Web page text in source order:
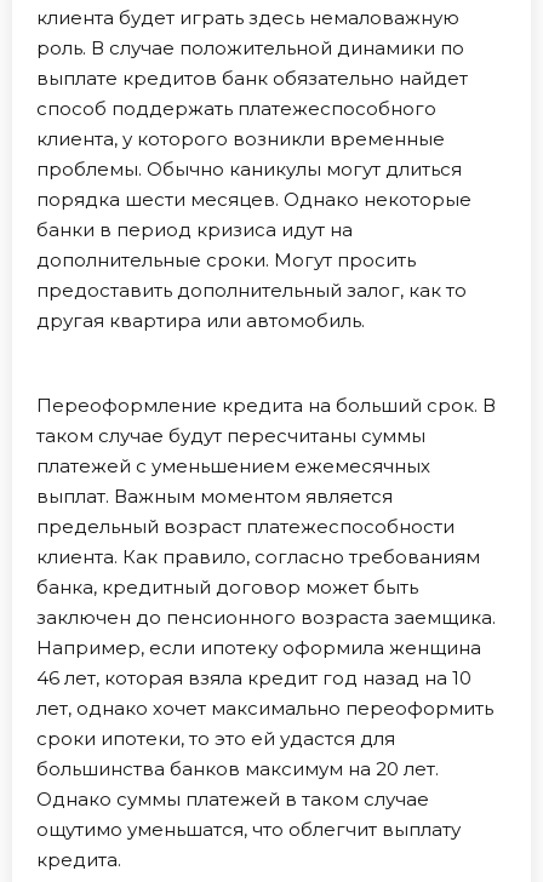
клиента будет играть здесь немаловажную
роль. В случае положительной динамики по
выплате кредитов банк обязательно найдет
способ поддержать платежеспособного
клиента, у которого возникли временные
проблемы. Обычно каникулы могут длиться
порядка шести месяцев. Однако некоторые
банки в период кризиса идут на
дополнительные сроки. Могут просить
предоставить дополнительный залог, как то
другая квартира или автомобиль.
Переоформление кредита на больший срок. В
таком случае будут пересчитаны суммы
платежей с уменьшением ежемесячных
выплат. Важным моментом является
предельный возраст платежеспособности
клиента. Как правило, согласно требованиям
банка, кредитный договор может быть
заключен до пенсионного возраста заемщика.
Например, если ипотеку оформила женщина
46 лет, которая взяла кредит год назад на 10
лет, однако хочет максимально переоформить
сроки ипотеки, то это ей удастся для
большинства банков максимум на 20 лет.
Однако суммы платежей в таком случае
ощутимо уменьшатся, что облегчит выплату
кредита.